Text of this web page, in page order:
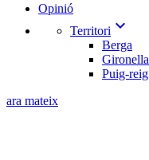
Opinió
Territori expand_more
Berga
Gironella
Puig-reig
ara mateix